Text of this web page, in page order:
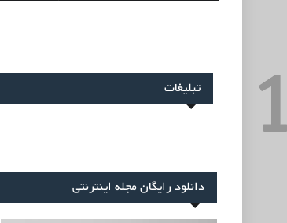
تبلیغات
دانلود رایگان مجله اینترنتی